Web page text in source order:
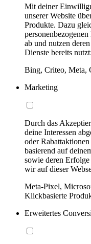
Mit deiner
unserer Website
Produkte. Dazu
ab und nutzen
Dienste bereits nutzt:
Bing, Criteo, Meta,
Marketing
Durch das
deine Interessen
oder
basierend auf
sowie deren
wir auf dieser
Meta-Pixel,
Klickbasierte
Erweitertes